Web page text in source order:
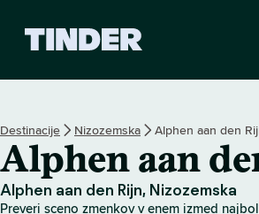
r
:
D
o
m
Destinacije Nizozemska Alphen aan den
Alphen aan
Alphen aan den Rijn, Nizozemska
Preveri sceno zmenkov v enem izmed